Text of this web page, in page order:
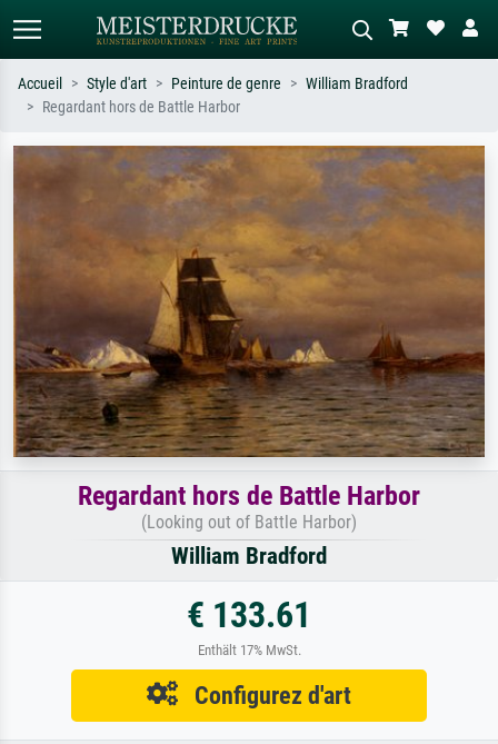
Recherchez par artiste, titre ou style –
ex. Monet, Nuit étoilée,
impressionnisme, vague de Hokusai,
Décrivez la scène – ex. prairie verte,
abstrait avec beaucoup de rouge,
tableau sombre, nu debout près d'un
arbre.
Accueil Style d'art Peinture de genre
William Bradford
Regardant hors de Battle Harbor
Regardant hors de Battle Harbor
(Looking out of Battle Harbor)
William Bradford
€ 133.61
Enthält 17% MwSt.
Configurez d'art